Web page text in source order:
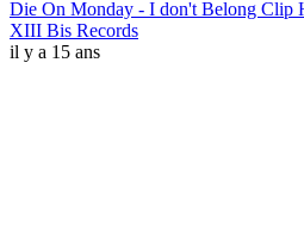
Die On Monday - I don't Belong Clip
XIII Bis Records
il y a 15 ans